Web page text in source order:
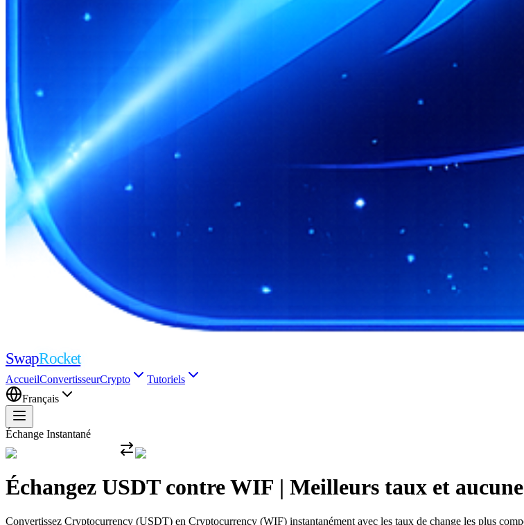
SwapRocket
AccueilConvertisseurCrypto
Tutoriels
Français
Échange Instantané
Échangez USDT contre WIF | Meilleurs taux et
Convertissez Cryptocurrency (USDT) en Cryptocurrency (WIF) instantanément avec les taux de change les plus